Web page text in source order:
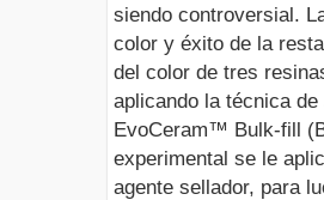
siendo controversial.
color y éxito de la
del color de tres
aplicando la técnica
EvoCeram™ Bulk-fill
experimental se le
agente sellador, para